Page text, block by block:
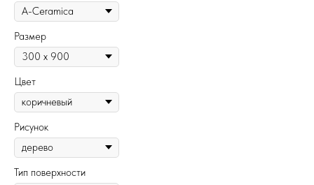
Размер
Цвет
Рисунок
Тип поверхности